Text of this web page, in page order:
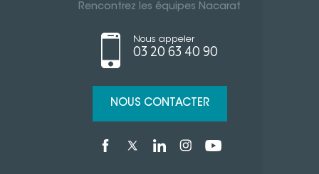
Rencontrez les équipes Nacarat
Nous appeler
03 20 63 40 90
NOUS CONTACTER